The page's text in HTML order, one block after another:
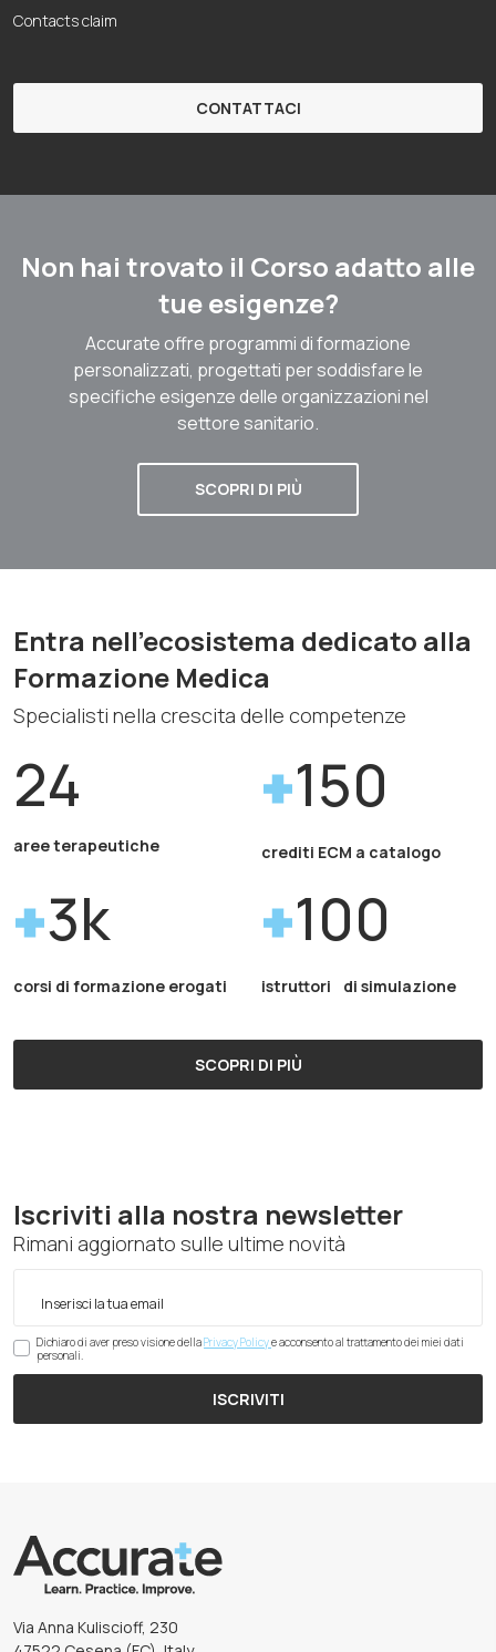
Contacts claim
CONTATTACI
Non hai trovato il Corso adatto alle
tue esigenze?
Accurate offre programmi di formazione
personalizzati, progettati per soddisfare le
specifiche esigenze delle organizzazioni nel
settore sanitario.
SCOPRI DI PIÙ
Entra nell'ecosistema dedicato alla
Formazione Medica
Specialisti nella crescita delle competenze
24
aree terapeutiche
150
crediti ECM a catalogo
3k
corsi di formazione erogati
100
istruttori di simulazione
SCOPRI DI PIÙ
Iscriviti alla nostra newsletter
Rimani aggiornato sulle ultime novità
Dichiaro di aver preso visione dellaPrivacy Policye acconsento al trattamento dei miei dati
personali.
ISCRIVITI
Via Anna Kuliscioff, 230